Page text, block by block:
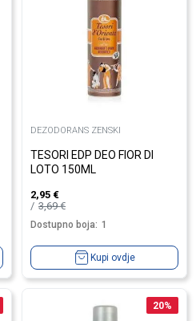
DEZODORANS ZENSKI
TESORI EDP DEO FIOR DI
LOTO 150ML
2,95 €
3,69€
Dostupno boja: 1
Kupi ovdje
20%